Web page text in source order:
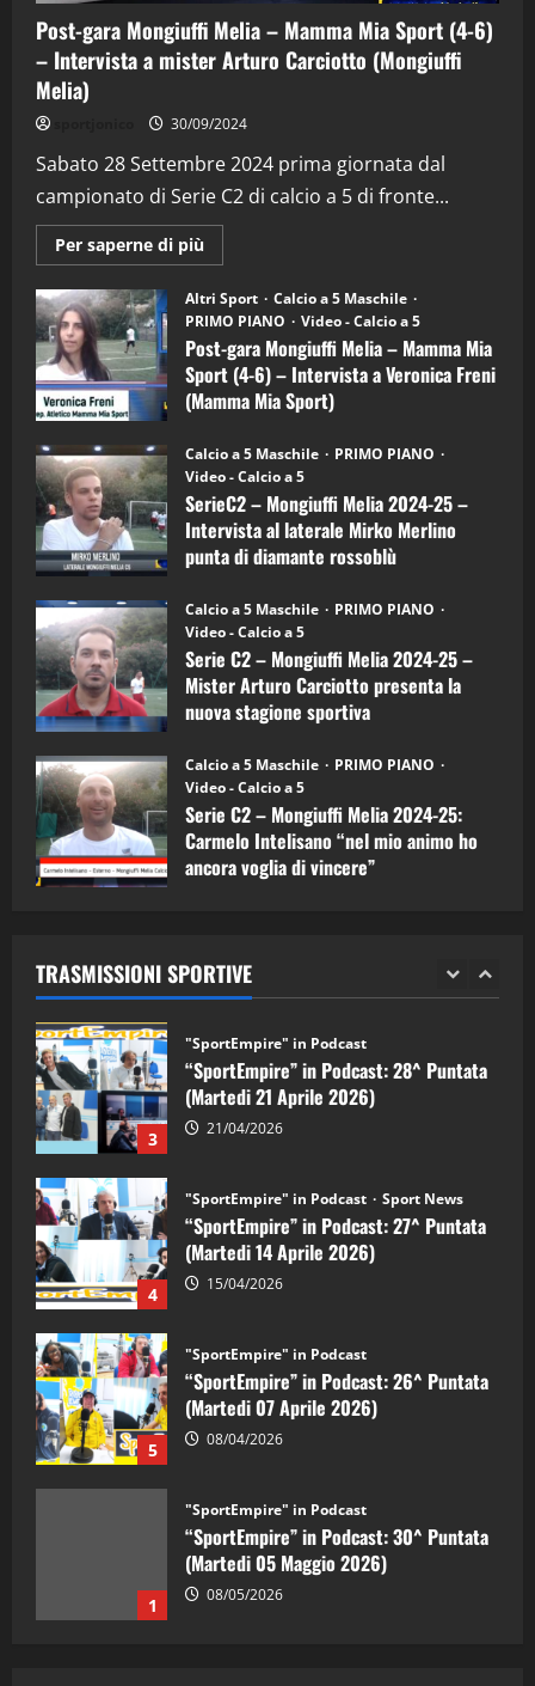
Post-gara Mongiuffi Melia – Mamma Mia Sport (4-6)
– Intervista a mister Arturo Carciotto (Mongiuffi
Melia)
30/09/2024
Sabato 28 Settembre 2024 prima giornata dal
campionato di Serie C2 di calcio a 5 di fronte...
Per saperne di più
informazioni
Post-
gara
Mongiuffi
Melia
–
Mamma
Mia
Sport
6)
–
Intervista
a
mister
Arturo
Carciotto
(Mongiuffi
Altri Sport
Calcio a 5 Maschile
PRIMO PIANO
Video - Calcio a 5
Post-gara Mongiuffi Melia – Mamma Mia
Sport (4-6) – Intervista a Veronica Freni
(Mamma Mia Sport)
Calcio a 5 Maschile
PRIMO PIANO
Video - Calcio a 5
SerieC2 – Mongiuffi Melia 2024-25 –
Intervista al laterale Mirko Merlino
punta di diamante rossoblù
Calcio a 5 Maschile
PRIMO PIANO
Video - Calcio a 5
Serie C2 – Mongiuffi Melia 2024-25 –
Mister Arturo Carciotto presenta la
nuova stagione sportiva
Calcio a 5 Maschile
PRIMO PIANO
Video - Calcio a 5
Serie C2 – Mongiuffi Melia 2024-25:
Carmelo Intelisano “nel mio animo ho
ancora voglia di vincere”
TRASMISSIONI SPORTIVE
2
“SportEmpire” in Podcast: 29^ Puntata
(Martedi 28 Aprile 2026)
28/04/2026
3
"SportEmpire" in Podcast
“SportEmpire” in Podcast: 28^ Puntata
(Martedi 21 Aprile 2026)
21/04/2026
4
“SportEmpire” in Podcast: 27^ Puntata
(Martedi 14 Aprile 2026)
15/04/2026
5
“SportEmpire” in Podcast: 26^ Puntata
(Martedi 07 Aprile 2026)
08/04/2026
1
“SportEmpire” in Podcast: 30^ Puntata
(Martedi 05 Maggio 2026)
08/05/2026
2 28/04/2026
3
"SportEmpire" in Podcast
“SportEmpire” in Podcast: 28^ Puntata
(Martedi 21 Aprile 2026)
21/04/2026
4
"SportEmpire" in Podcast Sport News
“SportEmpire” in Podcast: 27^ Puntata
(Martedi 14 Aprile 2026)
15/04/2026
5
"SportEmpire" in Podcast
“SportEmpire” in Podcast: 26^ Puntata
(Martedi 07 Aprile 2026)
08/04/2026
1
"SportEmpire" in Podcast
“SportEmpire” in Podcast: 30^ Puntata
(Martedi 05 Maggio 2026)
08/05/2026